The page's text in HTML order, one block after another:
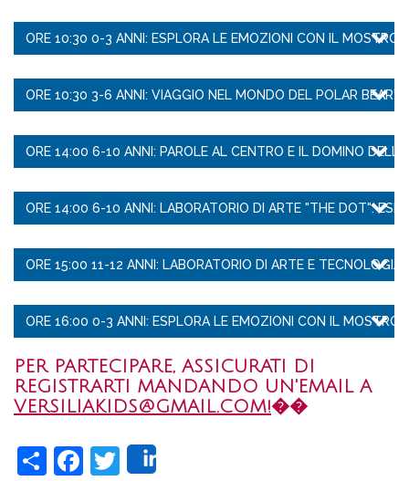
ORE 10:30 0-3 ANNI: ESPLORA LE EMOZIONI CON IL MOSTRO
ORE 10:30 3-6 ANNI: VIAGGIO NEL MONDO DEL POLAR BEAR'S
ORE 14:00 6-10 ANNI: PAROLE AL CENTRO E IL DOMINO
ORE 14:00 6-10 ANNI: LABORATORIO DI ARTE "THE DOT":
ORE 15:00 11-12 ANNI: LABORATORIO DI ARTE E
ORE 16:00 0-3 ANNI: ESPLORA LE EMOZIONI CON IL MOSTRO
PER PARTECIPARE, ASSICURATI DI
REGISTRARTI MANDANDO UN'EMAIL A
VERSILIAKIDS@GMAIL.COM!�️�
ShareFacebook
Twitter